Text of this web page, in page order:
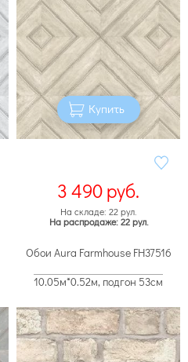
Купить
3 490руб.
На складе: 22 рул.
На распродаже: 22 рул.
Обои Aura Farmhouse FH37516
10.05м*0.52м, подгон 53см